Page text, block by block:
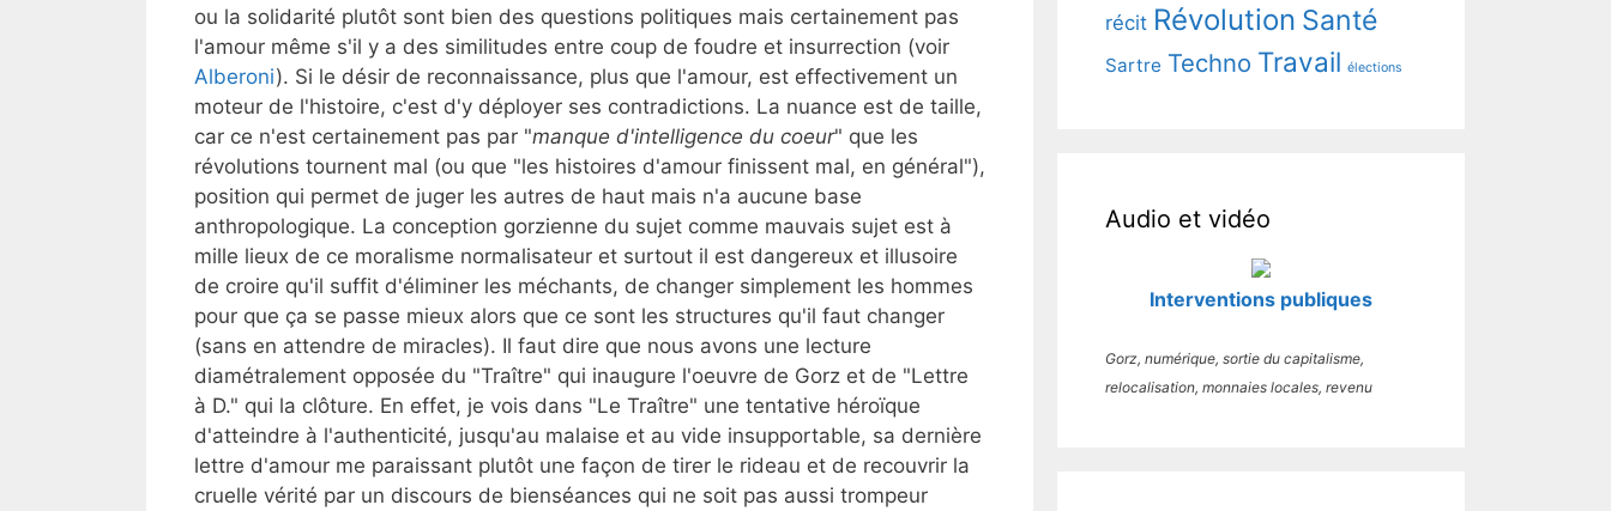
ou la solidarité plutôt sont bien des questions politiques mais certainement pas
l'amour même s'il y a des similitudes entre coup de foudre et insurrection (voir
Alberoni). Si le désir de reconnaissance, plus que l'amour, est effectivement un
moteur de l'histoire, c'est d'y déployer ses contradictions. La nuance est de taille,
car ce n'est certainement pas par "manque d'intelligence du coeur" que les
révolutions tournent mal (ou que "les histoires d'amour finissent mal, en général"),
position qui permet de juger les autres de haut mais n'a aucune base
anthropologique. La conception gorzienne du sujet comme mauvais sujet est à
mille lieux de ce moralisme normalisateur et surtout il est dangereux et illusoire
de croire qu'il suffit d'éliminer les méchants, de changer simplement les hommes
pour que ça se passe mieux alors que ce sont les structures qu'il faut changer
(sans en attendre de miracles). Il faut dire que nous avons une lecture
diamétralement opposée du "Traître" qui inaugure l'oeuvre de Gorz et de "Lettre
à D." qui la clôture. En effet, je vois dans "Le Traître" une tentative héroïque
d'atteindre à l'authenticité, jusqu'au malaise et au vide insupportable, sa dernière
lettre d'amour me paraissant plutôt une façon de tirer le rideau et de recouvrir la
cruelle vérité par un discours de bienséances qui ne soit pas aussi trompeur
récit Révolution Santé
Sartre Techno Travail élections
Audio et vidéo
Interventions publiques
Gorz, numérique, sortie du capitalisme,
relocalisation, monnaies locales, revenu